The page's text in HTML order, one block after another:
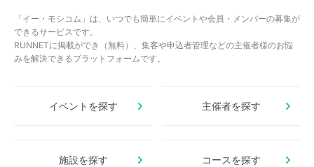
「イー・モシコム」は、いつでも簡単にイベントや会員・メンバーの募集が
できるサービスです。
RUNNETに掲載ができ（無料）、集客や申込者管理などの主催者様のお悩
みを解決できるプラットフォームです。
イベントを探す 主催者を探す
施設を探す コースを探す